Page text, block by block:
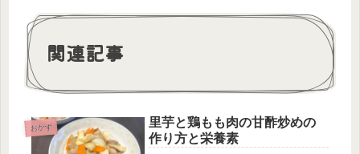
関連記事
おかず
里芋と鶏もも肉の甘酢炒めの
作り方と栄養素